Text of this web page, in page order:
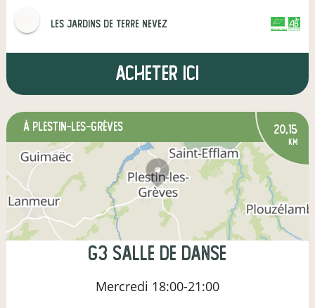
Les Jardins de Terre Nevez
Acheter ici
à Plestin-les-Grèves 20,15
km
G3 salle de Danse
Mercredi 18:00-21:00